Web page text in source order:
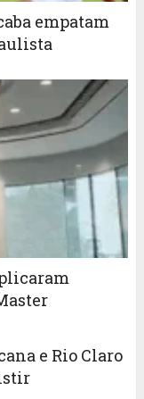
empatam
e Rio Claro